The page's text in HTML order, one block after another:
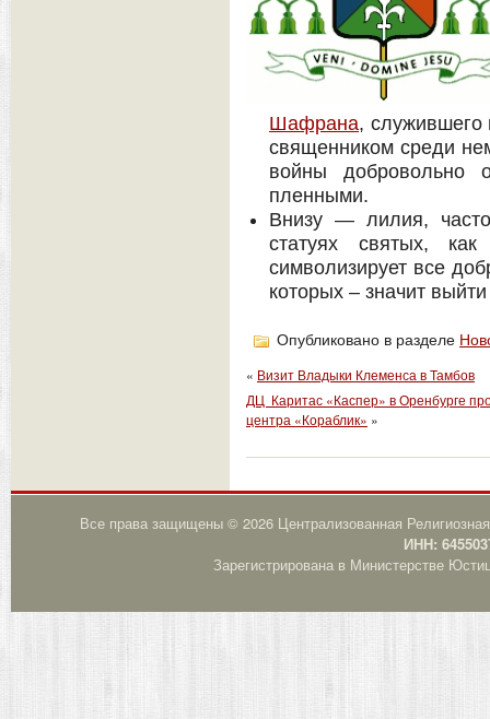
Шафрана, служившего
священником среди
войны
пленными.
Внизу — лилия,
статуях святых,
символизирует все
которых – значит
Опубликовано в разделе
« Визит Владыки Клеменса в Тамбов
ДЦ Каритас «Каспер» в Оренбурге
центра «Кораблик» »
Все права защищены © 2026 Централизованная
ИНН:
Зарегистрирована в Министерстве